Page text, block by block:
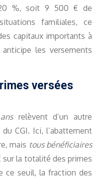
%, soit 9 500 € de
familiales, ce
capitaux importants à
les versements
versées
relèvent d’un autre
CGI. Ici, l’abattement
mais tous bénéficiaires
sur la totalité des primes
ce seuil, la fraction des